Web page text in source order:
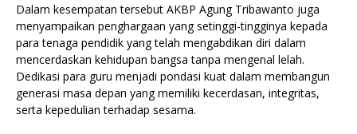
Dalam kesempatan tersebut AKBP Agung Tribawanto juga
menyampaikan penghargaan yang setinggi-tingginya kepada
para tenaga pendidik yang telah mengabdikan diri dalam
mencerdaskan kehidupan bangsa tanpa mengenal lelah.
Dedikasi para guru menjadi pondasi kuat dalam membangun
generasi masa depan yang memiliki kecerdasan, integritas,
serta kepedulian terhadap sesama.